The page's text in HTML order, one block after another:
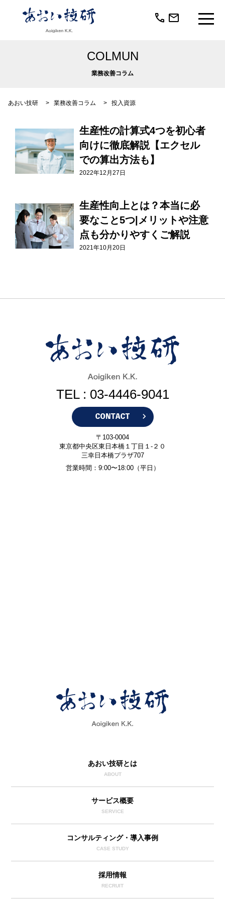
call mail
COLMUN
業務改善コラム
あおい技研 > 業務改善コラム > 投入資源
生産性の計算式4つを初心者
向けに徹底解説【エクセル
での算出方法も】
2022年12月27日
生産性向上とは？本当に必
要なこと5つ|メリットや注意
点も分かりやすくご解説
2021年10月20日
TEL : 03-4446-9041
〒103-0004
東京都中央区東日本橋１丁目１-２０
三幸日本橋プラザ707
営業時間：9:00〜18:00（平日）
あおい技研とは
ABOUT
サービス概要
SERVICE
コンサルティング・導入事例
CASE STUDY
採用情報
RECRUIT